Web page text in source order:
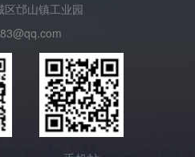
区邙山镇工业园